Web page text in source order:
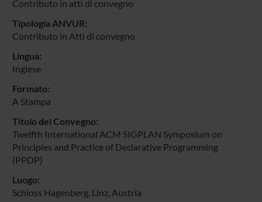
Contributo in atti di convegno
Tipologia ANVUR:
Contributo in Atti di convegno
Lingua:
Inglese
Formato:
A Stampa
Titolo del Convegno:
Twelfth International ACM SIGPLAN Symposium on
Principles and Practice of Declarative Programming
(PPDP)
Luogo:
Schloss Hagenberg, Linz, Austria